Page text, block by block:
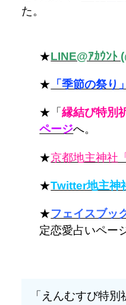
た。
★LINE@ｱｶｳﾝﾄ
★ 「季節の祭り
★「縁結び特別
ページへ。
★京都地主神社
★Twitter地主神
★フェイスブッ
定恋愛占いペー
「えんむすび特別